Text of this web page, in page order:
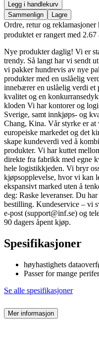
Legg i handlekurv
Sammenlign
Lagre
Ordre, retur og reklamasjoner
produktet er rangert med 2.67
Nye produkter daglig! Vi er
trendy. Så langt har vi sendt
vi pakker hundrevis av nye
produkter med en uslåelig
innebærer en uslåelig verdi et
kvalitet og en
kloden Vi har kontorer og
Sverige, samt innkjøps- og
Chang, Kina. Vår styrke er at
europeiske markedet og det
skape kundeverdi ved å
produkter. Vi har kuttet
direkte fra fabrikk med egne
hele logistikkjeden. Vi bryr
kjøpsopplevelse, hvor vi kan
ekspansivt marked uten å
deg: Raske leveranser. Du
bestilling. Kundeservice – vi
e-post (support@inf.se) og
90 dagers åpent kjøp.
Spesifikasjoner
høyhastighets
Passer for mange
Se alle spesifikasjoner
Mer informasjon